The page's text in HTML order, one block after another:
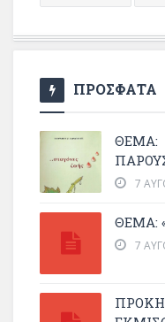
ΠΡΟΣΦΑΤΑ
7
ΘΕΜΑ:
7